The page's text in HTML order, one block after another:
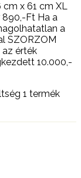
x 61 cm XL
Ft Ha a
a
SZORZOM
érték
10.000,-
1 termék